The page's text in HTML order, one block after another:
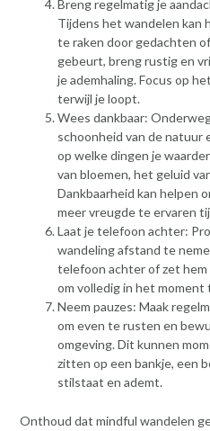
Breng regelmatig je
Tijdens het wandelen kan
te raken door gedachten
gebeurt, breng rustig en
je ademhaling. Focus op
terwijl je loopt.
Wees dankbaar:
schoonheid van de natuur
op welke dingen je
van bloemen, het geluid
Dankbaarheid kan helpen
meer vreugde te ervaren
Laat je telefoon achter:
wandeling afstand te
telefoon achter of zet
om volledig in het moment
Neem pauzes: Maak
om even te rusten en
omgeving. Dit kunnen
zitten op een bankje, een
stilstaat en ademt.
Onthoud dat mindful wandelen